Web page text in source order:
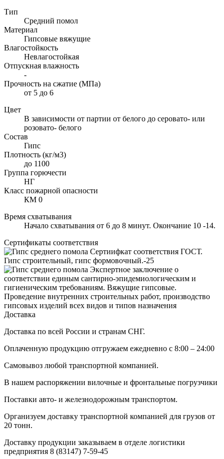
Тип
Средний помол
Материал
Гипсовые вяжущие
Влагостойкость
Невлагостойкая
Отпускная влажность
-
Прочность на сжатие (МПа)
от 5 до 6
Цвет
В зависимости от партии от белого до серовато- или
розовато- белого
Состав
Гипс
Плотность (кг/м3)
до 1100
Группа горючести
НГ
Класс пожарной опасности
КМ 0
Время схватывания
Начало схватывания от 6 до 8 минут. Окончание 10 -14.
Сертификаты соответствия
Сертиифкат соответствия ГОСТ.
Гипс строительный, гипс формовочный.-25
Экспертное заключение о
соответствии единым сантирно-эпидемиологическим и
гигиеническим требованиям. Вяжущие гипсовые.
Проведение внутренних строительных работ, производство
гипсовых изделий всех видов и типов назначения
Доставка
Доставка по всей России и странам СНГ.
Оплаченную продукцию отгружаем ежедневно с 8:00 – 24:00
Самовывоз любой транспортной компанией.
В нашем распоряжении вилочные и фронтальные погрузчики
Поставки авто- и железнодорожным транспортом.
Организуем доставку транспортной компанией для грузов от
20 тонн.
Доставку продукции заказываем в отделе логистики
предприятия 8 (83147) 7-59-45